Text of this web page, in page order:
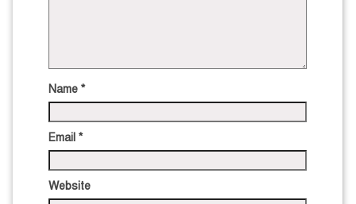
Name *
Email *
Website